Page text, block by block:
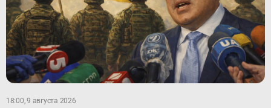
18:00, 9 августа 2026